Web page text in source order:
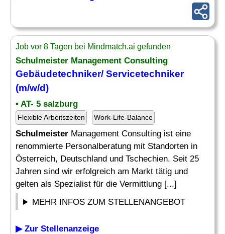
Job vor 8 Tagen bei Mindmatch.ai gefunden
Schulmeister Management Consulting
Gebäudetechniker/ Servicetechniker
(m/w/d)
• AT- 5 salzburg
Flexible Arbeitszeiten Work-Life-Balance
Schulmeister Management Consulting ist eine
renommierte Personalberatung mit Standorten in
Österreich, Deutschland und Tschechien. Seit 25
Jahren sind wir erfolgreich am Markt tätig und
gelten als Spezialist für die Vermittlung [...]
MEHR INFOS ZUM STELLENANGEBOT
▶ Zur Stellenanzeige